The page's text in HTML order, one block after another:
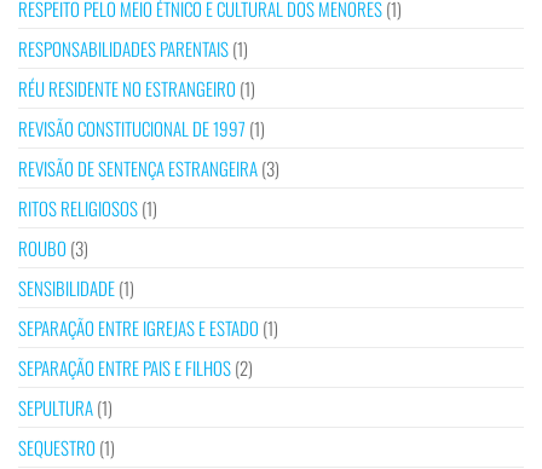
RESPEITO PELO MEIO ÉTNICO E CULTURAL DOS MENORES(1)
RESPONSABILIDADES PARENTAIS(1)
RÉU RESIDENTE NO ESTRANGEIRO (1)
REVISÃO CONSTITUCIONAL DE 1997 (1)
REVISÃO DE SENTENÇA ESTRANGEIRA(3)
RITOS RELIGIOSOS(1)
ROUBO (3)
SENSIBILIDADE(1)
SEPARAÇÃO ENTRE IGREJAS E ESTADO (1)
SEPARAÇÃO ENTRE PAIS E FILHOS(2)
SEPULTURA(1)
SEQUESTRO (1)